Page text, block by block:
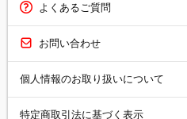
よくあるご質問
お問い合わせ
個人情報のお取り扱いについて
特定商取引法に基づく表示